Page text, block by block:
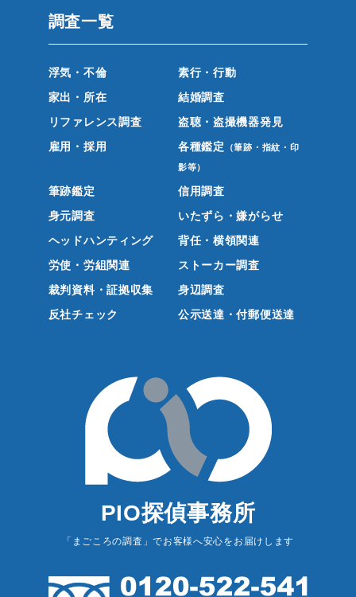
調査一覧
浮気・不倫
素行・行動
家出・所在
結婚調査
リファレンス調査
盗聴・盗撮機器発見
雇用・採用
各種鑑定 （筆跡・指紋・印
影等）
筆跡鑑定
信用調査
身元調査
いたずら・嫌がらせ
ヘッドハンティング
背任・横領関連
労使・労組関連
ストーカー調査
裁判資料・証拠収集
身辺調査
反社チェック
公示送達・付郵便送達
PIO探偵事務所
「まごころの調査」でお客様へ安心をお届けします